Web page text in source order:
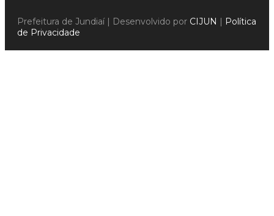
Prefeitura de Jundiaí | Desenvolvido por CIJUN | Política
de Privacidade